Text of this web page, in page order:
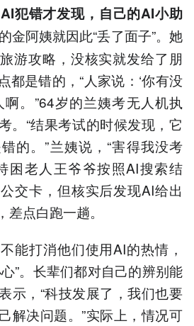
犯错才发现，自己的AI小助
金阿姨就因此“丢了面子”。她
游攻略，没核实就发给了朋
都是错的，“人家说：‘你有没
。”64岁的兰姨考无人机执
。“结果考试的时候发现，它
的。”兰姨说，“害得我没考
困老人王爷爷按照AI搜索结
交卡，但核实后发现AI给出
点白跑一趟。
能打消他们使用AI的热情，
”。长辈们都对自己的辨别能
示，“科技发展了，我们也要
解决问题。”实际上，情况可